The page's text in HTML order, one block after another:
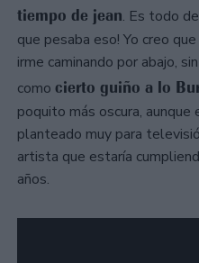
tiempo de jean. Es todo
que pesaba eso! Yo creo
irme caminando por abajo,
como cierto guiño a lo
poquito más oscura,
planteado muy para
artista que estaría
años.